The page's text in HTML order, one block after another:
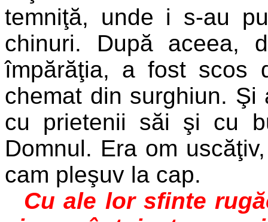
temniţă, unde i s-au
chinuri. După aceea,
împărăţia, a fost scos
chemat din surghiun.
cu prietenii săi şi cu
Domnul. Era om
cam pleşuv la cap.
Cu ale lor sfinte